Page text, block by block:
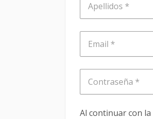
Apellidos
Email
Contraseña
Al continuar con